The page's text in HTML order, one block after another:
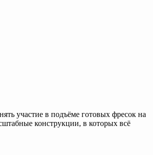
участие в подъёме готовых фресок на
конструкции, в которых всё